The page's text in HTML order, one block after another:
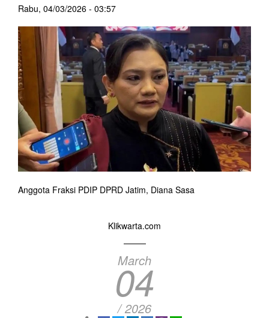
Rabu, 04/03/2026 - 03:57
Anggota Fraksi PDIP DPRD Jatim, Diana Sasa
Klikwarta.com
March
04
/ 2026